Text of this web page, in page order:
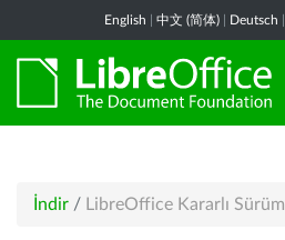
English 中文 (简体) Deutsch
İndir / LibreOffice Kararlı Sürüm